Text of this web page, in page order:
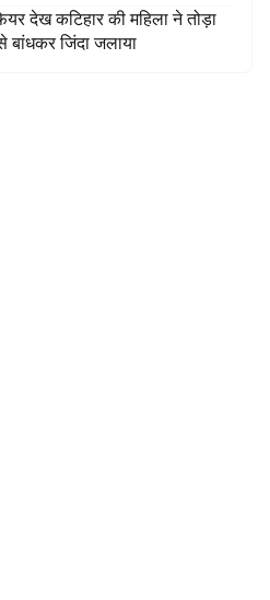
देख कटिहार की महिला ने तोड़ा
जिंदा जलाया